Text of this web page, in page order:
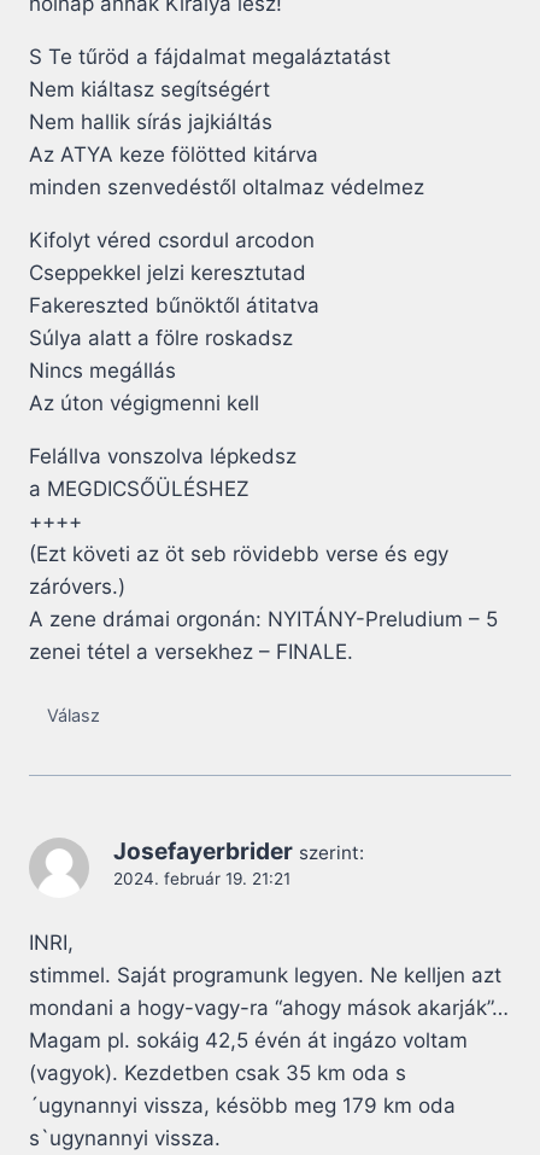
S Te tűröd a fájdalmat megaláztatást
Nem kiáltasz segítségért
Nem hallik sírás jajkiáltás
Az ATYA keze fölötted kitárva
minden szenvedéstől oltalmaz védelmez
Kifolyt véred csordul arcodon
Cseppekkel jelzi keresztutad
Fakereszted bűnöktől átitatva
Súlya alatt a fölre roskadsz
Nincs megállás
Az úton végigmenni kell
Felállva vonszolva lépkedsz
a MEGDICSŐÜLÉSHEZ
++++
(Ezt követi az öt seb rövidebb verse és egy
záróvers.)
A zene drámai orgonán: NYITÁNY-Preludium – 5
zenei tétel a versekhez – FINALE.
Válasz
Josefayerbrider szerint:
2024. február 19. 21:21
INRI,
stimmel. Saját programunk legyen. Ne kelljen azt
mondani a hogy-vagy-ra “ahogy mások akarják”…
Magam pl. sokáig 42,5 évén át ingázo voltam
(vagyok). Kezdetben csak 35 km oda s
´ugynannyi vissza, késöbb meg 179 km oda
s`ugynannyi vissza.